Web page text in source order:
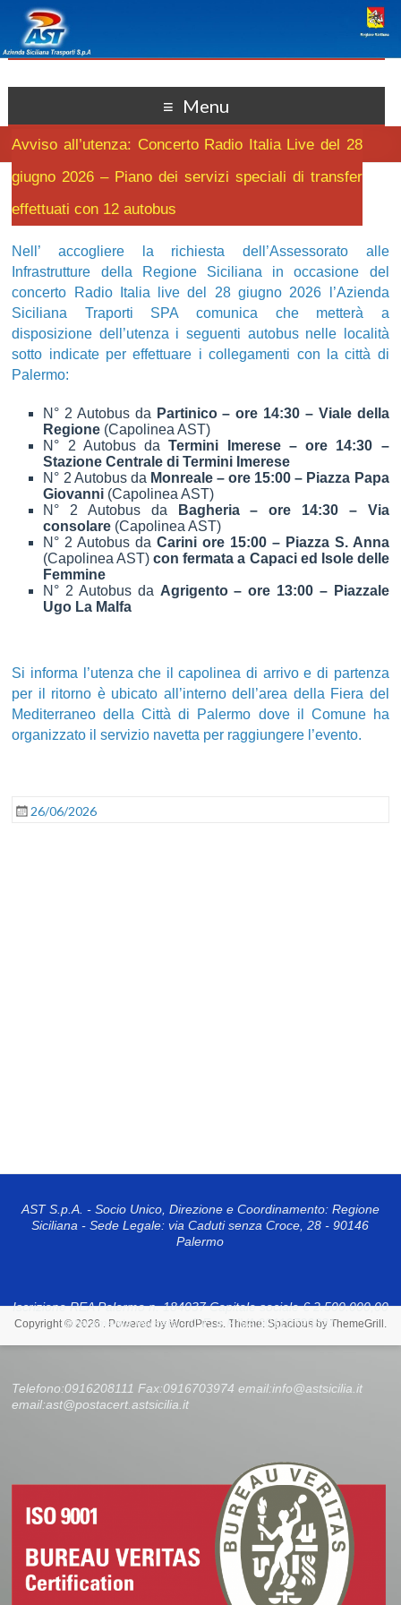
Menu
Avviso all’utenza: Concerto Radio Italia Live del 28
giugno 2026 – Piano dei servizi speciali di transfer
effettuati con 12 autobus
Nell’ accogliere la richiesta dell’Assessorato alle
Infrastrutture della Regione Siciliana in occasione del
concerto Radio Italia live del 28 giugno 2026 l’Azienda
Siciliana Traporti SPA comunica che metterà a
disposizione dell’utenza i seguenti autobus nelle località
sotto indicate per effettuare i collegamenti con la città di
Palermo:
N° 2 Autobus da Partinico – ore 14:30 – Viale della
Regione (Capolinea AST)
N° 2 Autobus daTermini Imerese – ore 14:30 –
Stazione Centrale di Termini Imerese
N° 2 Autobus da Monreale – ore 15:00 – Piazza Papa
Giovanni (Capolinea AST)
N° 2 Autobus da
Bagheria – ore 14:30 – Via
consolare (Capolinea AST)
N° 2 Autobus daCarini ore 15:00 – Piazza S. Anna
(Capolinea AST)con fermata a Capaci ed Isole delle
Femmine
N° 2 Autobus da Agrigento – ore 13:00 – Piazzale
Ugo La Malfa
Si informa l’utenza che il capolinea di arrivo e di partenza
per il ritorno è ubicato all’interno dell’area della Fiera del
Mediterraneo della Città di Palermo dove il Comune ha
organizzato il servizio navetta per raggiungere l’evento.
26/06/2026
AST S.p.A. - Socio Unico, Direzione e Coordinamento: Regione
Siciliana - Sede Legale: via Caduti senza Croce, 28 - 90146
Palermo
Iscrizione REA Palermo n. 184037 Capitale sociale € 2.500.000,00
interamente versato - C.F. e P.IVA 00110790821
Telefono:0916208111 Fax:0916703974 email:info@astsicilia.it
email:ast@postacert.astsicilia.it
Copyright © 2026 . Powered by WordPress. Theme: Spacious by ThemeGrill .